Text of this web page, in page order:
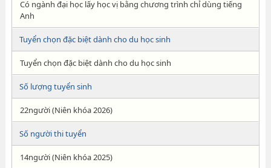
Có ngành đại học lấy học vị bằng chương trình chỉ dùng tiếng
Anh
Tuyển chọn đặc biệt dành cho du học sinh
Tuyển chọn đặc biệt dành cho du học sinh
Số lượng tuyển sinh
22người (Niên khóa 2026)
Số người thi tuyển
14người (Niên khóa 2025)